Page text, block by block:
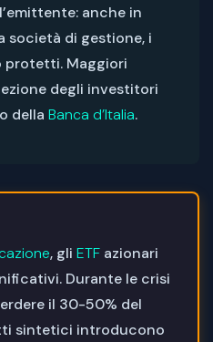
anche in
società di gestione, i
protetti. Maggiori
degli investitori
della Banca d’Italia.
, gli ETF azionari
Durante le crisi
il 30-50% del
sintetici introducono